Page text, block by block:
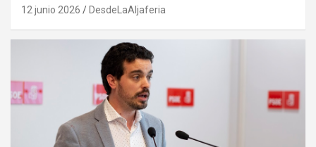
12 junio 2026 DesdeLaAljaferia